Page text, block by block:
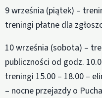
9 września (piątek) –
treningi płatne dla
10 września (sobota) –
publiczności od godz.
treningi 15.00 – 18.00 –
– nocne przejazdy o